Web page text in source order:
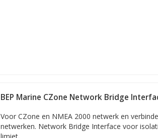
BEP Marine CZone Network Bridge
Voor CZone en NMEA 2000 netwerk en
netwerken. Network Bridge Interface voor